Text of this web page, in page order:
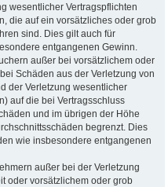
wesentlicher Vertragspflichten
die auf ein vorsätzliches oder grob
sind. Dies gilt auch für
entgangenen Gewinn.
außer bei vorsätzlichem oder
Schäden aus der Verletzung von
der Verletzung wesentlicher
auf die bei Vertragsschluss
und im übrigen der Höhe
begrenzt. Dies
wie insbesondere entgangenen
außer bei der Verletzung
oder vorsätzlichem oder grob